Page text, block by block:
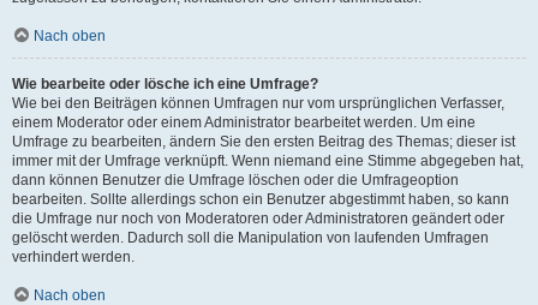
Nach oben
Wie bearbeite oder lösche ich eine Umfrage?
Wie bei den Beiträgen können Umfragen nur vom ursprünglichen Verfasser,
einem Moderator oder einem Administrator bearbeitet werden. Um eine
Umfrage zu bearbeiten, ändern Sie den ersten Beitrag des Themas; dieser ist
immer mit der Umfrage verknüpft. Wenn niemand eine Stimme abgegeben hat,
dann können Benutzer die Umfrage löschen oder die Umfrageoption
bearbeiten. Sollte allerdings schon ein Benutzer abgestimmt haben, so kann
die Umfrage nur noch von Moderatoren oder Administratoren geändert oder
gelöscht werden. Dadurch soll die Manipulation von laufenden Umfragen
verhindert werden.
Nach oben